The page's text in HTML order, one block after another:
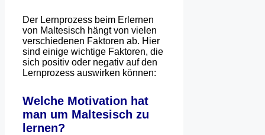
Der Lernprozess beim Erlernen
von Maltesisch hängt von vielen
verschiedenen Faktoren ab. Hier
sind einige wichtige Faktoren, die
sich positiv oder negativ auf den
Lernprozess auswirken können:
Welche Motivation hat
man um Maltesisch zu
lernen?